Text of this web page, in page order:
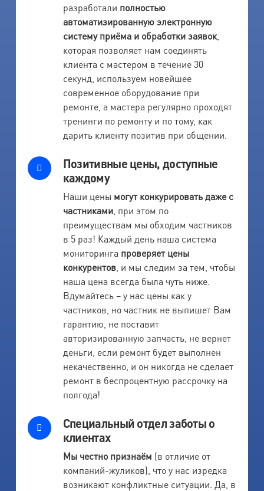
разработали полностью
автоматизированную электронную
систему приёма и обработки заявок,
которая позволяет нам соединять
клиента с мастером в течение 30
секунд, используем новейшее
современное оборудование при
ремонте, а мастера регулярно проходят
тренинги по ремонту и по тому, как
дарить клиенту позитив при общении.
Позитивные цены, доступные
каждому
Наши цены могут конкурировать даже с
частниками, при этом по
преимуществам мы обходим частников
в 5 раз! Каждый день наша система
мониторинга проверяет цены
конкурентов, и мы следим за тем, чтобы
наша цена всегда была чуть ниже.
Вдумайтесь – у нас цены как у
частников, но частник не выпишет Вам
гарантию, не поставит
авторизированную запчасть, не вернет
деньги, если ремонт будет выполнен
некачественно, и он никогда не сделает
ремонт в беспроцентную рассрочку на
полгода!
Специальный отдел заботы о
клиентах
Мы честно признаём (в отличие от
компаний-жуликов), что у нас изредка
возникают конфликтные ситуации. Да, в